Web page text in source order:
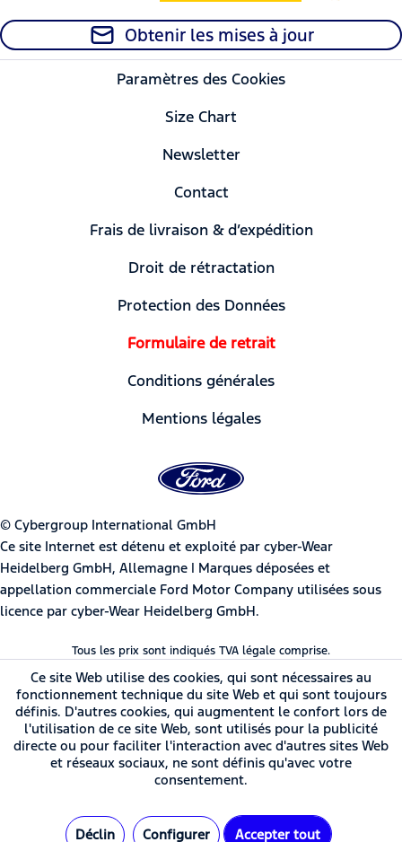
Obtenir les mises à jour
Paramètres des Cookies
Size Chart
Newsletter
Contact
Frais de livraison & d’expédition
Droit de rétractation
Protection des Données
Formulaire de retrait
Conditions générales
Mentions légales
© Cybergroup International GmbH
Ce site Internet est détenu et exploité par cyber-Wear
Heidelberg GmbH, Allemagne | Marques déposées et
appellation commerciale Ford Motor Company utilisées sous
licence par cyber-Wear Heidelberg GmbH.
Tous les prix sont indiqués TVA légale comprise.
Ce site Web utilise des cookies, qui sont nécessaires au
fonctionnement technique du site Web et qui sont toujours
définis. D'autres cookies, qui augmentent le confort lors de
l'utilisation de ce site Web, sont utilisés pour la publicité
directe ou pour faciliter l'interaction avec d'autres sites Web
et réseaux sociaux, ne sont définis qu'avec votre
consentement.
Déclin Configurer Accepter tout